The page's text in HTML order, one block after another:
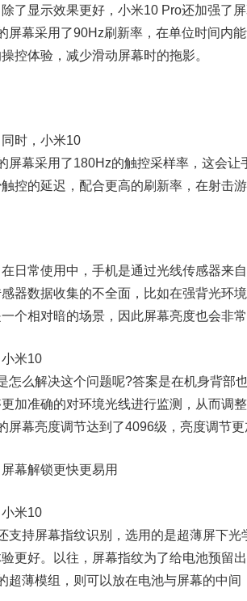
显示效果更好，小米10 Pro还加强了屏
屏幕采用了90Hz刷新率，在单位时间内
控体验，减少滑动屏幕时的拖影。
，小米10
屏幕采用了180Hz的触控采样率，这会
控的延迟，配合更高的刷新率，在射击
常使用中，手机是通过光线传感器来自
感器数据收集的不全面，比如在强背光环
个相对暗的场景，因此屏幕亮度也会非
10
怎么解决这个问题呢?答案是在机身背部
加准确的对环境光线进行监测，从而调
屏幕亮度调节达到了4096级，亮度调节更
解锁更快更易用
10
支持屏幕指纹识别，选用的是超薄屏下
更好。以往，屏幕指纹为了给电池预留
超薄模组，则可以放在电池与屏幕的中